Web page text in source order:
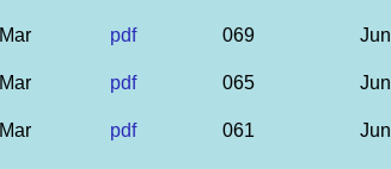
Mar pdf 069 Jun
Mar pdf 065 Jun
Mar pdf 061 Jun